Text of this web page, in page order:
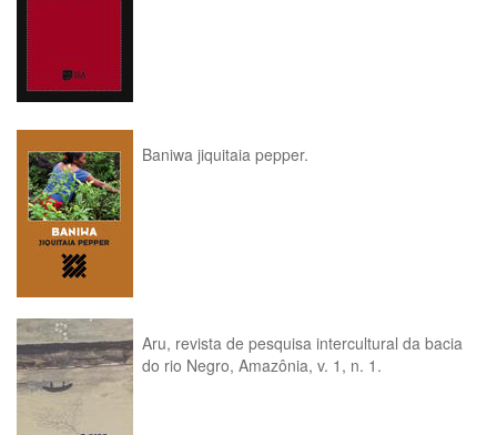
Baniwa jiquitaia pepper.
Aru, revista de pesquisa intercultural da bacia
do rio Negro, Amazônia, v. 1, n. 1.